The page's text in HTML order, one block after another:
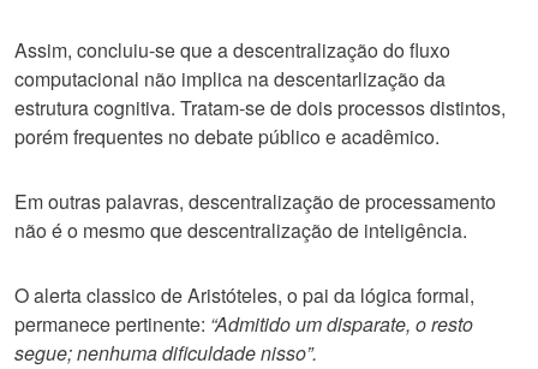
Assim, concluiu-se que a descentralização do fluxo
computacional não implica na descentarlização da
estrutura cognitiva. Tratam-se de dois processos distintos,
porém frequentes no debate público e acadêmico.
Em outras palavras, descentralização de processamento
não é o mesmo que descentralização de inteligência.
O alerta classico de Aristóteles, o pai da lógica formal,
permanece pertinente: “Admitido um disparate, o resto
segue; nenhuma dificuldade nisso”.